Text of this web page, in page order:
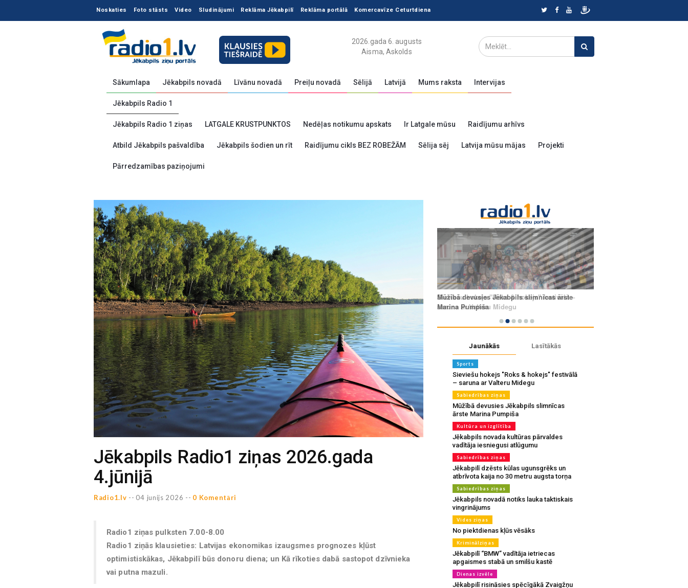
Noskaties Foto stāsts Video Sludinājumi Reklāma Jēkabpilī Reklāma portālā Komercavīze Ceturtdiena
2026.gada 6. augusts
Aisma, Askolds
Sākumlapa Jēkabpils novadā Līvānu novadā Preiļu novadā Sēlijā Latvijā Mums raksta Intervijas
Jēkabpils Radio 1
Jēkabpils Radio 1 ziņas LATGALE KRUSTPUNKTOS Nedēļas notikumu apskats Ir Latgale mūsu Raidījumu arhīvs
Atbild Jēkabpils pašvaldība Jēkabpils šodien un rīt Raidījumu cikls BEZ ROBEŽĀM Sēlija sēj Latvija mūsu mājas Projekti
Pārredzamības paziņojumi
Jēkabpils Radio1 ziņas 2026.gada
4.jūnijā
Radio1.lv -- 04 junijs 2026 -- 0 Komentāri
Radio1 ziņas pulksten 7.00-8.00
Radio1 ziņās klausieties: Latvijas ekonomikas izaugsmes prognozes kļūst
optimistiskākas, Jēkabpilī būs donoru diena; un Kā rīkoties dabā sastopot dzīvnieka
vai putna mazuli.
Jaunākās Lasītākās
Sports
Sieviešu hokejs "Roks & hokejs" festivālā
– saruna ar Valteru Midegu
Sabiedrības ziņas
Mūžībā devusies Jēkabpils slimnīcas
ārste Marina Pumpiša
Kultūra un izglītība
Jēkabpils novada kultūras pārvaldes
vadītāja iesniegusi atlūgumu
Sabiedrības ziņas
Jēkabpilī dzēsts kūlas ugunsgrēks un
atbrīvota kaija no 30 metru augsta torņa
Sabiedrības ziņas
Jēkabpils novadā notiks lauka taktiskais
vingrinājums
Vides ziņas
No piektdienas kļūs vēsāks
Kriminālziņas
Jēkabpilī “BMW” vadītāja ietriecas
apgaismes stabā un smilšu kastē
Dienas izvēle
Jēkabpilī risināsies spēcīgākā Zvaigžņu